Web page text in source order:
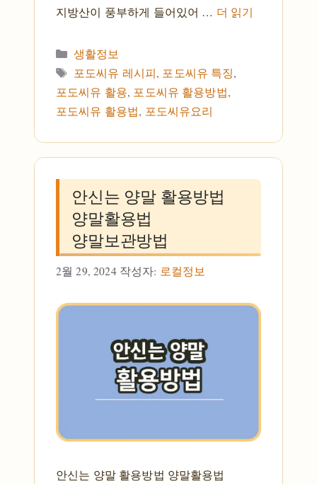
지방산이 풍부하게 들어있어 … 더 읽기
카테고리
생활정보
태그
포도씨유 레시피, 포도씨유 특징,
포도씨유 활용, 포도씨유 활용방법,
포도씨유 활용법, 포도씨유요리
안신는 양말 활용방법
양말활용법
양말보관방법
2월 29, 2024 작성자: 로컬정보
안신는 양말 활용방법 양말활용법